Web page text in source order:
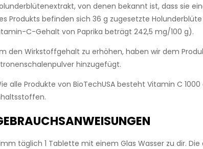
von denen bekannt ist, dass sie
Produkts befinden sich 36 g zugesetzte
C-Gehalt von Paprika beträgt 242,5 mg/100 g).
den Wirkstoffgehalt zu erhöhen, haben wir dem
hinzugefügt.
alle Produkte von BioTechUSA besteht Vitamin C
täglich 1 Tablette mit einem Glas Wasser zu dir.